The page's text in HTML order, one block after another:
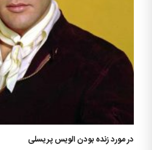
در مورد زنده بودن الویس پریسلی